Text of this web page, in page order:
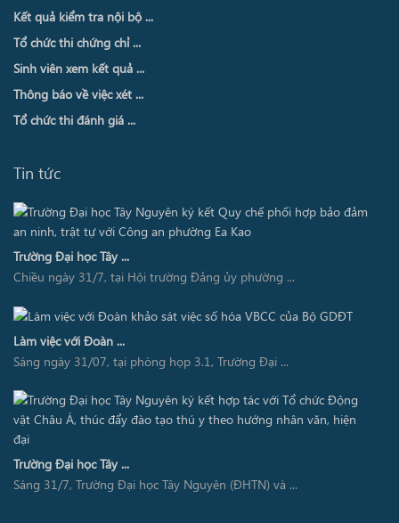
Kết quả kiểm tra nội bộ ...
Tổ chức thi chứng chỉ ...
Sinh viên xem kết quả ...
Thông báo về việc xét ...
Tổ chức thi đánh giá ...
Tin tức
Trường Đại học Tây ...
Chiều ngày 31/7, tại Hội trường Đảng ủy phường ...
Làm việc với Đoàn ...
Sáng ngày 31/07, tại phòng họp 3.1, Trường Đại ...
Trường Đại học Tây ...
Sáng 31/7, Trường Đại học Tây Nguyên (ĐHTN) và ...